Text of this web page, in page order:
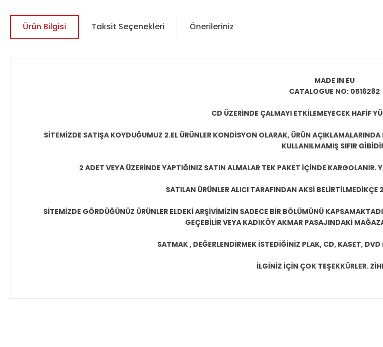
Ürün Bilgisi Taksit Seçenekleri Önerileriniz
MADE IN EU
CATALOGUE NO: 0516282
CD ÜZERİNDE ÇALMAYI ETKİLEMEYECEK HAFİF
SİTEMİZDE SATIŞA KOYDUĞUMUZ 2.EL ÜRÜNLER KONDİSYON OLARAK, ÜRÜN
KULLANILMAMIŞ SIFIR
2 ADET VEYA ÜZERİNDE YAPTIĞINIZ SATIN ALMALAR TEK PAKET İÇİNDE KARGOLANIR.
SATILAN ÜRÜNLER ALICI TARAFINDAN AKSİ
SİTEMİZDE GÖRDÜĞÜNÜZ ÜRÜNLER ELDEKİ ARŞİVİMİZİN SADECE BİR BÖLÜMÜNÜ
GEÇEBİLİR VEYA KADIKÖY AKMAR PASAJINDAKİ
SATMAK , DEĞERLENDİRMEK İSTEDİĞİNİZ PLAK, CD, KASET,
İLGİNİZ İÇİN ÇOK TEŞEKKÜRLER.